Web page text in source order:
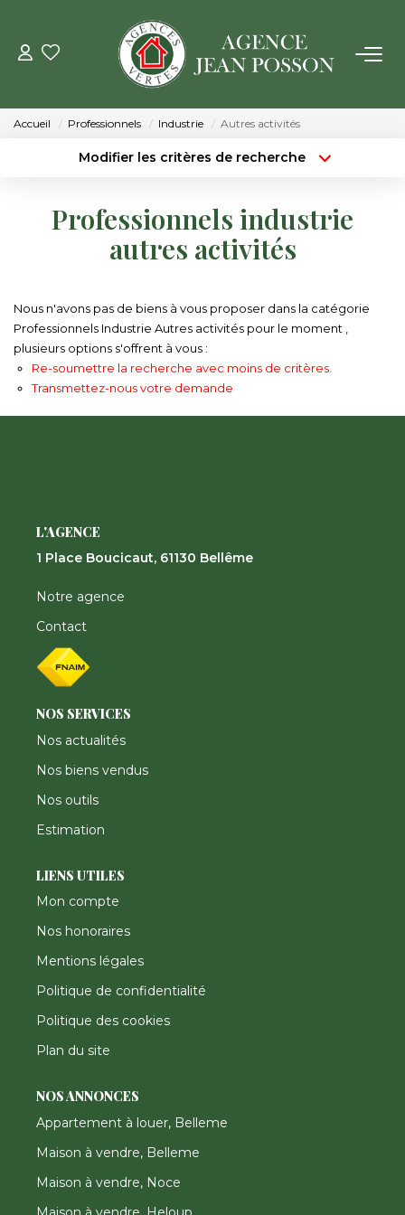
ESTIMATION
NOTRE AGENCE
Qui Sommes Nous
Notre Équipe
Accueil Professionnels Industrie Autres activités
Modifier les critères de recherche
Sélectionnez...
Type de bien
Surface min
Créer une alerte
Professionnels industrie
autres activités
Nous n'avons pas de biens à vous proposer dans la catégorie
Professionnels Industrie Autres activités pour le moment ,
plusieurs options s'offrent à vous :
Re-soumettre la recherche avec moins de critères.
Transmettez-nous votre demande
L'AGENCE
1 Place Boucicaut, 61130 Bellême
Notre agence
Contact
NOS SERVICES
Nos actualités
Nos biens vendus
Nos outils
Estimation
LIENS UTILES
Mon compte
Nos honoraires
Mentions légales
Politique de confidentialité
Politique des cookies
Plan du site
NOS ANNONCES
Appartement à louer, Belleme
Maison à vendre, Belleme
Maison à vendre, Noce